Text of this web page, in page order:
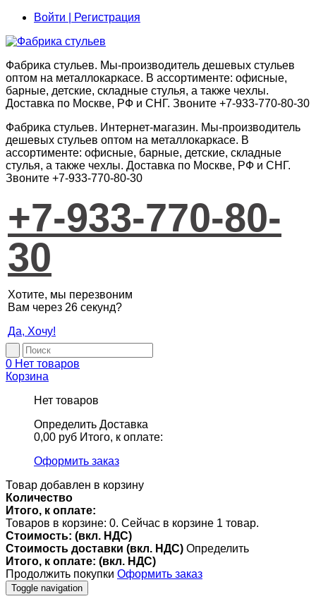
Войти | Регистрация
Фабрика стульев. Мы-производитель дешевых стульев
оптом на металлокаркасе. В ассортименте: офисные,
барные, детские, складные стулья, а также чехлы.
Доставка по Москве, РФ и СНГ. Звоните +7-933-770-80-30
Фабрика стульев. Интернет-магазин. Мы-производитель
дешевых стульев оптом на металлокаркасе. В
ассортименте: офисные, барные, детские, складные
стулья, а также чехлы. Доставка по Москве, РФ и СНГ.
Звоните +7-933-770-80-30
+7-933-770-80-
30
Хотите, мы перезвоним
Вам через 26 секунд?
Да, Хочу!
0 Нет товаров
Корзина
Нет товаров
Определить Доставка
0,00 руб Итого, к оплате:
Оформить заказ
Товар добавлен в корзину
Количество
Итого, к оплате:
Товаров в корзине: 0. Сейчас в корзине 1 товар.
Стоимость: (вкл. НДС)
Стоимость доставки (вкл. НДС) Определить
Итого, к оплате: (вкл. НДС)
Продолжить покупки Оформить заказ
Toggle navigation